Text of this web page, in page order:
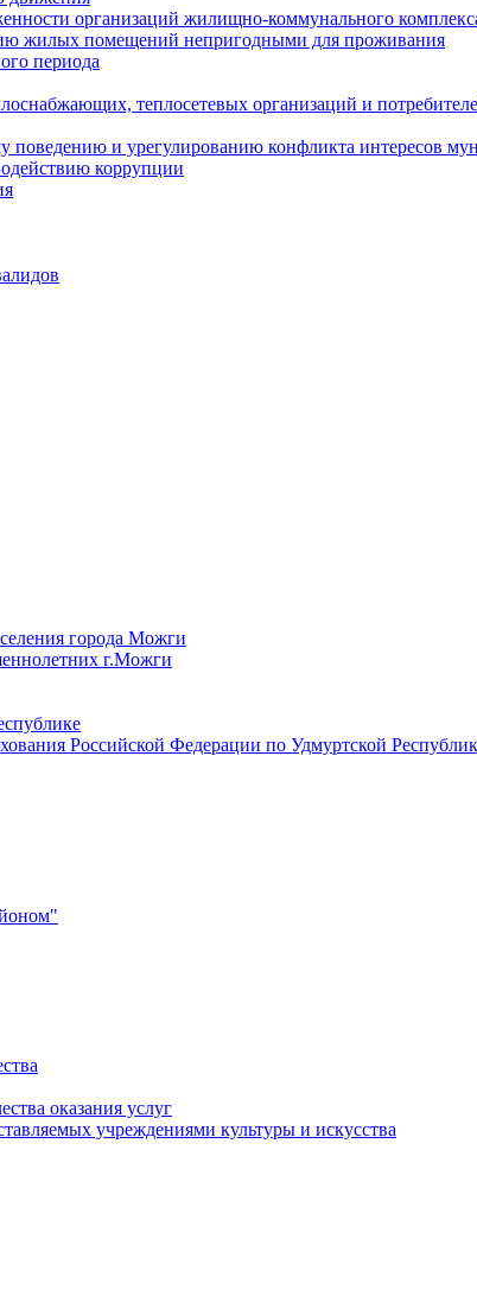
организаций жилищно-коммунального
жилых помещений непригодными для проживания
периода
теплосетевых организаций и
поведению и урегулированию конфликта интересов
коррупции
города Можги
г.Можги
Российской Федерации по Удмуртской
оказания услуг
учреждениями культуры и искусства